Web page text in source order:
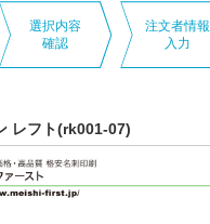
選択内容
確認
注文者情報
入力
レフト(rk001-07)